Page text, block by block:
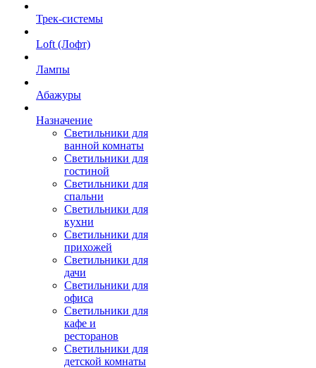
Трек-системы
Loft (Лофт)
Лампы
Абажуры
Назначение
Светильники для
ванной комнаты
Светильники для
гостиной
Светильники для
спальни
Светильники для
кухни
Светильники для
прихожей
Светильники для
дачи
Светильники для
офиса
Светильники для
кафе и
ресторанов
Светильники для
детской комнаты